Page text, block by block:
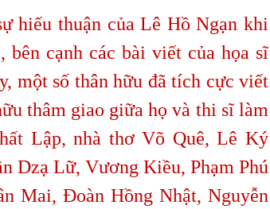
thuận của Lê Hồ Ngạn khi
cạnh các bài viết của họa sĩ
một số thân hữu đã tích cực viết
thâm giao giữa họ và thi sĩ làm
Lập, nhà thơ Võ Quê, Lê Ký
Dzạ Lữ, Vương Kiều, Phạm Phú
Mai, Đoàn Hồng Nhật, Nguyễn